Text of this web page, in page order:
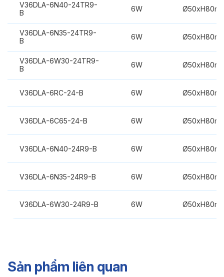
V36DLA-6N40-24TR9-
B
6W
V36DLA-6N35-24TR9-
B
6W
V36DLA-6W30-24TR9-
B
6W
V36DLA-6RC-24-B 6W
V36DLA-6C65-24-B 6W
V36DLA-6N40-24R9-B 6W
V36DLA-6N35-24R9-B 6W
V36DLA-6W30-24R9-B 6W
Sản phẩm liên quan